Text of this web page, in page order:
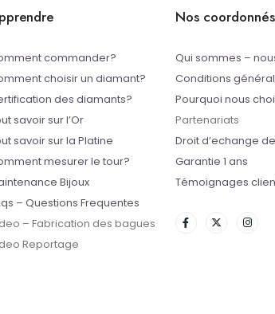
commander?
choisir un diamant?
des diamants?
savoir sur l’Or
savoir sur la Platine
mesurer le tour?
Bijoux
– Questions Frequentes
– Fabrication des bagues
Reportage
Nos coordonnés
Qui sommes –
Conditions
Pourquoi nous
Partenariats
Droit d’echange
Garantie 1 ans
Témoignages